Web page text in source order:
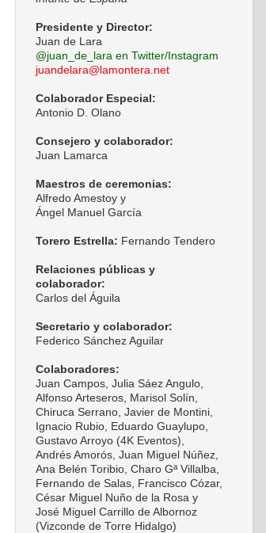
Presidente y Director:
Juan de Lara
@juan_de_lara en Twitter/Instagram
juandelara@lamontera.net
Colaborador Especial:
Antonio D. Olano
Consejero y colaborador:
Juan Lamarca
Maestros de ceremonias:
Alfredo Amestoy y
Ángel Manuel García
Torero Estrella: Fernando Tendero
Relaciones públicas y
colaborador:
Carlos del Águila
Secretario y colaborador:
Federico Sánchez Aguilar
Colaboradores:
Juan Campos, Julia Sáez Angulo,
Alfonso Arteseros, Marisol Solín,
Chiruca Serrano, Javier de Montini,
Ignacio Rubio, Eduardo Guaylupo,
Gustavo Arroyo (4K Eventos),
Andrés Amorós, Juan Miguel Núñez,
Ana Belén Toribio, Charo Gª Villalba,
Fernando de Salas, Francisco Cózar,
César Miguel Nuño de la Rosa y
José Miguel Carrillo de Albornoz
(Vizconde de Torre Hidalgo)